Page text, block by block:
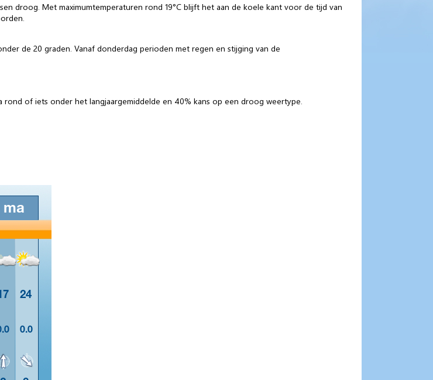
droog. Met maximumtemperaturen rond 19°C blijft het aan de koele kant voor de tijd van
de 20 graden. Vanaf donderdag perioden met regen en stijging van de
of iets onder het langjaargemiddelde en 40% kans op een droog weertype.